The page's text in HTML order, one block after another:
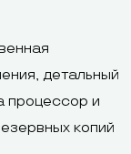
детальный
процессор и
копий